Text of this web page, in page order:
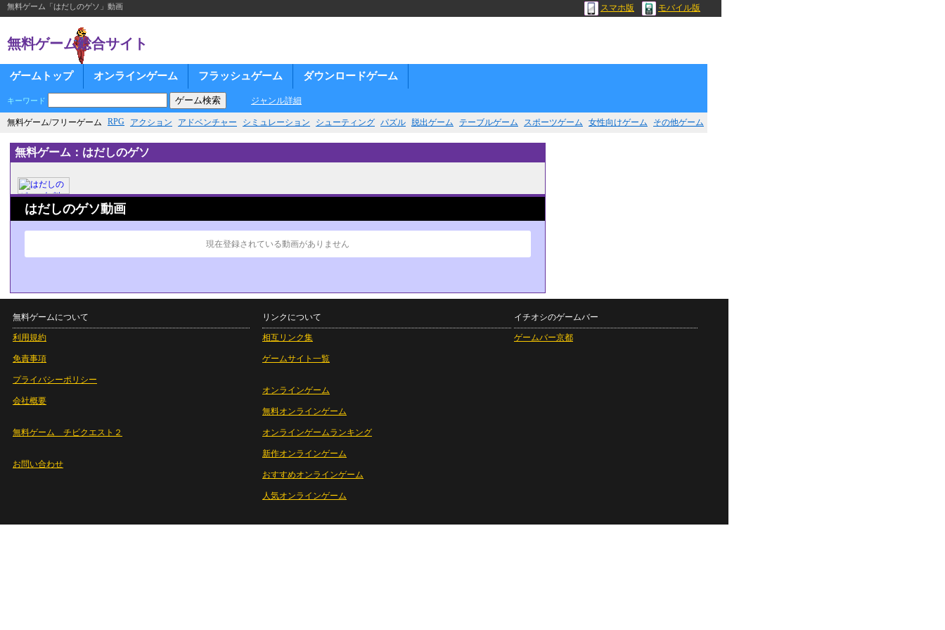
無料ゲーム「はだしのゲソ」動画 スマホ版 モバイル版
無料ゲーム総合サイト
ゲームトップ オンラインゲーム フラッシュゲーム ダウンロードゲーム
キーワード ジャンル詳細
無料ゲーム/フリーゲーム RPG アクション アドベンチャー シミュレーション シューティング パズル 脱出ゲーム テーブルゲーム スポーツゲーム 女性向けゲーム その他ゲーム
無料ゲーム：はだしのゲソ
はだしのゲソ動画
現在登録されている動画がありません
無料ゲームについて
利用規約
免責事項
プライバシーポリシー
会社概要
無料ゲーム チビクエスト２
お問い合わせ
リンクについて
相互リンク集
ゲームサイト一覧
オンラインゲーム
無料オンラインゲーム
オンラインゲームランキング
新作オンラインゲーム
おすすめオンラインゲーム
人気オンラインゲーム
イチオシのゲームバー
ゲームバー京都